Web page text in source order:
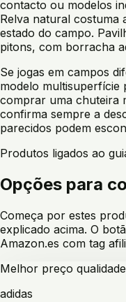
contacto ou modelos
Relva natural costuma
estado do campo.
pitons, com borracha
Se jogas em campos
modelo multisuperfície
comprar uma chuteira
confirma sempre a
parecidos podem
Produtos ligados ao
Opções para
Começa por estes
explicado acima. O
Amazon.es com tag
Melhor preço qualidade
adidas